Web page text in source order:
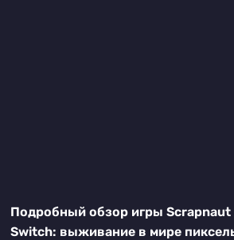
Подробный обзор игры Scrapnaut
Switch: выживание в мире